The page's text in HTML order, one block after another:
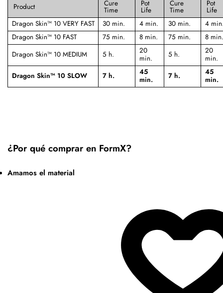
Product Cure
Time
Pot
Life
Cure
Time
Pot
Life
Dragon Skin™ 10 VERY FAST
30 min. 4 min. 30 min.
4
Dragon Skin™ 10 FAST
75 min. 8 min. 75 min.
8 min.
Dragon Skin™ 10 MEDIUM
5 h.
20
min.
5 h.
20
min.
Dragon Skin™ 10 SLOW
7 h.
45
min.
7 h.
45
min.
¿Por qué comprar en FormX?
Amamos el material